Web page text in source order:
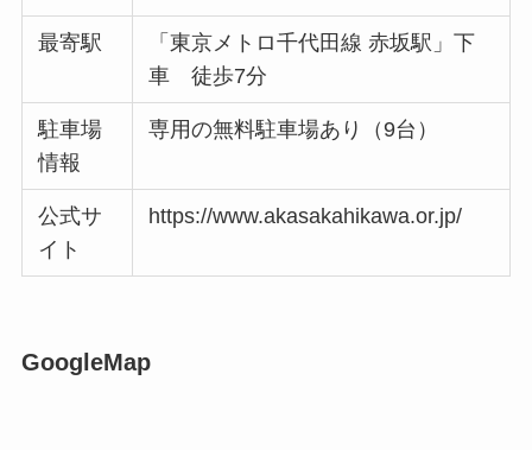
最寄駅
「東京メトロ千代田線 赤坂駅」下
車 徒歩7分
駐車場
情報
専用の無料駐車場あり（9台）
公式サ
イト
https://www.akasakahikawa.or.jp/
GoogleMap